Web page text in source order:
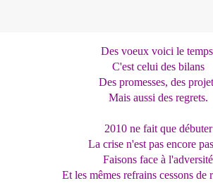
Des voeux voici le
C'est celui des bilans
Des promesses, des
Mais aussi des regrets.
2010 ne fait que débuter
La crise n'est pas encore
Faisons face à l'adversité
Et les mêmes refrains cessons de